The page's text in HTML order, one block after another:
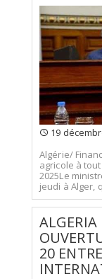
19
Algérie/
agricole à
2025Le
jeudi à Alger,
20